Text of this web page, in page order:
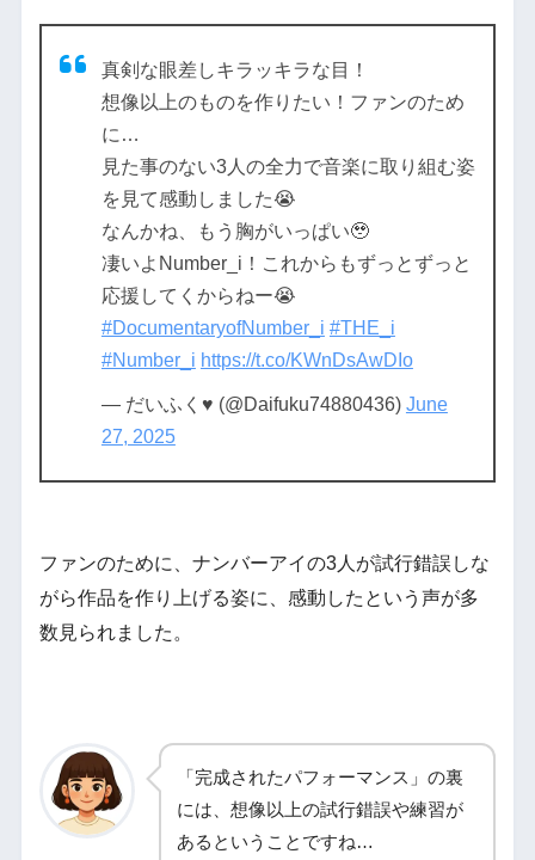
真剣な眼差しキラッキラな目！
想像以上のものを作りたい！ファンのため
に…
見た事のない3人の全力で音楽に取り組む姿
を見て感動しました😭
なんかね、もう胸がいっぱい🥹
凄いよNumber_i！これからもずっとずっと
応援してくからねー😭
#DocumentaryofNumber_i #THE_i
#Number_i https://t.co/KWnDsAwDIo
— だいふく♥️ (@Daifuku74880436) June
27, 2025
ファンのために、ナンバーアイの3人が試行錯誤しな
がら作品を作り上げる姿に、感動したという声が多
数見られました。
「完成されたパフォーマンス」の裏
には、想像以上の試行錯誤や練習が
あるということですね…